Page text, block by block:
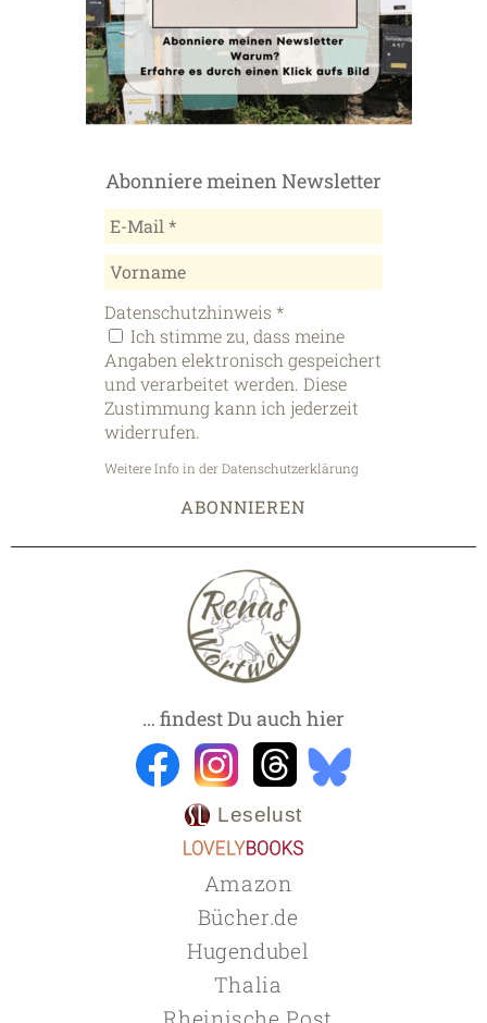
Abonniere meinen Newsletter
Datenschutzhinweis *
Ich stimme zu, dass meine
Angaben elektronisch gespeichert
und verarbeitet werden. Diese
Zustimmung kann ich jederzeit
widerrufen.
Weitere Info in der Datenschutzerklärung
… findest Du auch hier
Leselust
Amazon
Bücher.de
Hugendubel
Thalia